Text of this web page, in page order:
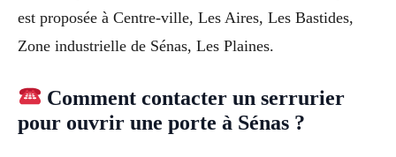
est proposée à Centre-ville, Les Aires, Les Bastides,
Zone industrielle de Sénas, Les Plaines.
Comment contacter un serrurier
pour ouvrir une porte à Sénas ?